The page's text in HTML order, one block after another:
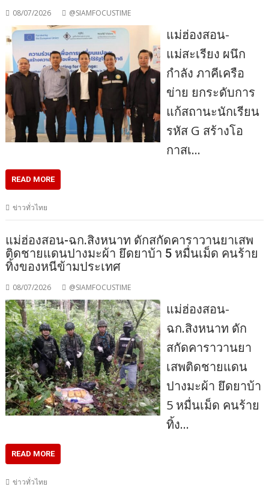
08/07/2026 @SIAMFOCUSTIME
แม่ฮ่องสอน-
แม่สะเรียง ผนึก
กำลัง ภาคีเครือ
ข่าย ยกระดับการ
แก้สถานะนักเรียน
รหัส G สร้างโอ
กาสเ…
READ MORE
ข่าวทั่วไทย
แม่ฮ่องสอน-ฉก.สิงหนาท ดักสกัดคาราวานยาเสพ
ติดชายแดนปางมะผ้า ยึดยาบ้า 5 หมื่นเม็ด คนร้าย
ทิ้งของหนีข้ามประเทศ
08/07/2026 @SIAMFOCUSTIME
แม่ฮ่องสอน-
ฉก.สิงหนาท ดัก
สกัดคาราวานยา
เสพติดชายแดน
ปางมะผ้า ยึดยาบ้า
5 หมื่นเม็ด คนร้าย
ทิ้ง…
READ MORE
ข่าวทั่วไทย